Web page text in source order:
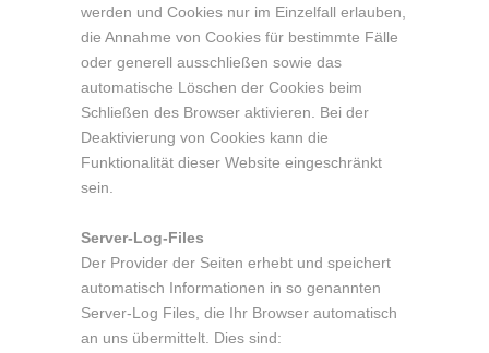
werden und Cookies nur im Einzelfall erlauben,
die Annahme von Cookies für bestimmte Fälle
oder generell ausschließen sowie das
automatische Löschen der Cookies beim
Schließen des Browser aktivieren. Bei der
Deaktivierung von Cookies kann die
Funktionalität dieser Website eingeschränkt
sein.
Server-Log-Files
Der Provider der Seiten erhebt und speichert
automatisch Informationen in so genannten
Server-Log Files, die Ihr Browser automatisch
an uns übermittelt. Dies sind: